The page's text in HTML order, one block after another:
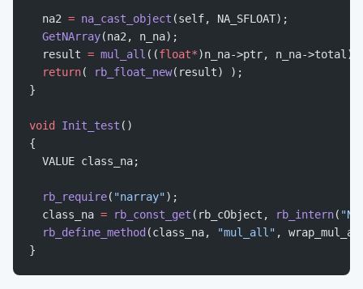
  na2
= na_cast_object (self, NA_SFLOAT);
  GetNArray
(na2, n_na);
  result
= mul_all ((float*)n_na->ptr, n_na->total);
  return
( rb_float_new(result) );
}
void Init_test ()
{
  VALUE class_na;
  rb_require
( "narray");
  class_na
= rb_const_get (rb_cObject, rb_intern(
  rb_define_method
(class_na, "mul_all" ,
}